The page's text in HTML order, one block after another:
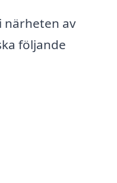
närheten av
följande